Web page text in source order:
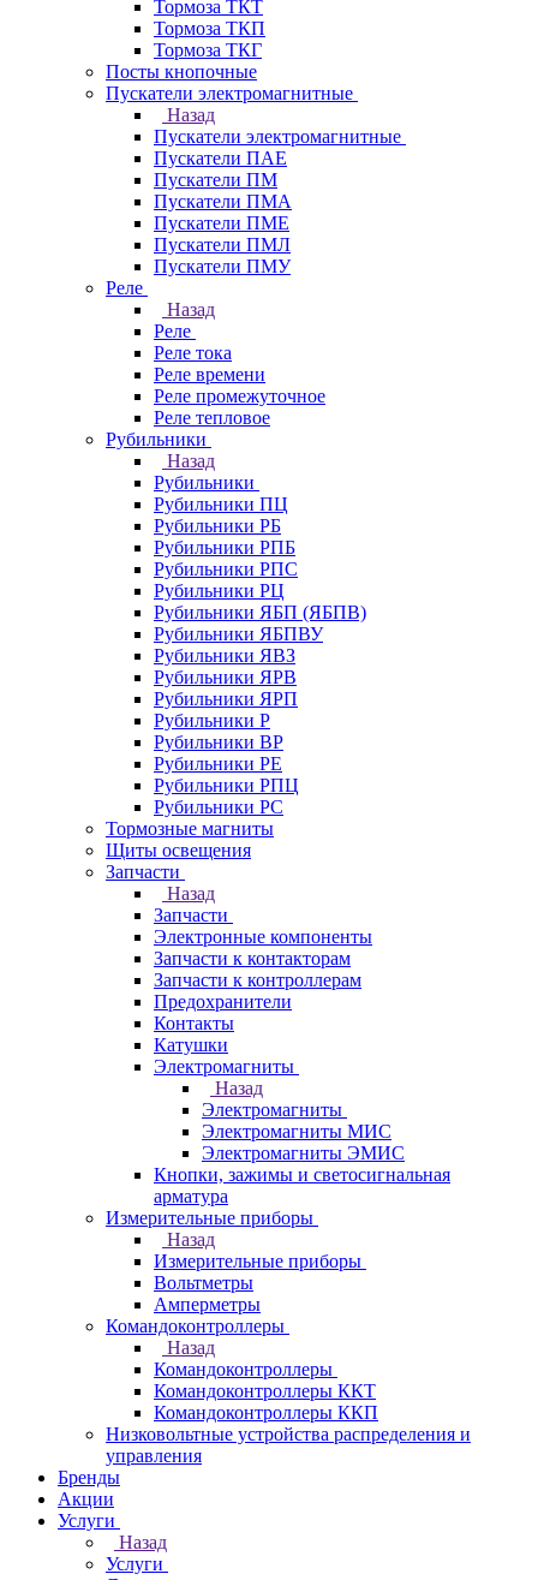
Тормоза ТКТ
Тормоза ТКП
Тормоза ТКГ
Посты кнопочные
Пускатели электромагнитные
Назад
Пускатели электромагнитные
Пускатели ПАЕ
Пускатели ПМ
Пускатели ПМА
Пускатели ПМЕ
Пускатели ПМЛ
Пускатели ПМУ
Реле
Назад
Реле
Реле тока
Реле времени
Реле промежуточное
Реле тепловое
Рубильники
Назад
Рубильники
Рубильники ПЦ
Рубильники РБ
Рубильники РПБ
Рубильники РПС
Рубильники РЦ
Рубильники ЯБП (ЯБПВ)
Рубильники ЯБПВУ
Рубильники ЯВЗ
Рубильники ЯРВ
Рубильники ЯРП
Рубильники Р
Рубильники ВР
Рубильники РЕ
Рубильники РПЦ
Рубильники РС
Тормозные магниты
Щиты освещения
Запчасти
Назад
Запчасти
Электронные компоненты
Запчасти к контакторам
Запчасти к контроллерам
Предохранители
Контакты
Катушки
Электромагниты
Назад
Электромагниты
Электромагниты МИС
Электромагниты ЭМИС
Кнопки, зажимы и светосигнальная
арматура
Измерительные приборы
Назад
Измерительные приборы
Вольтметры
Амперметры
Командоконтроллеры
Назад
Командоконтроллеры
Командоконтроллеры ККТ
Командоконтроллеры ККП
Низковольтные устройства распределения и
управления
Бренды
Акции
Услуги
Назад
Услуги